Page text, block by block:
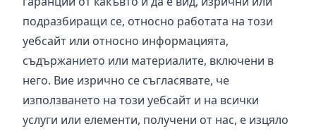
подразбиращи се, относно работата на този
уебсайт или относно информацията,
съдържанието или материалите, включени в
него. Вие изрично се съгласявате, че
използването на този уебсайт и на всички
услуги или елементи, получени от нас, е изцяло